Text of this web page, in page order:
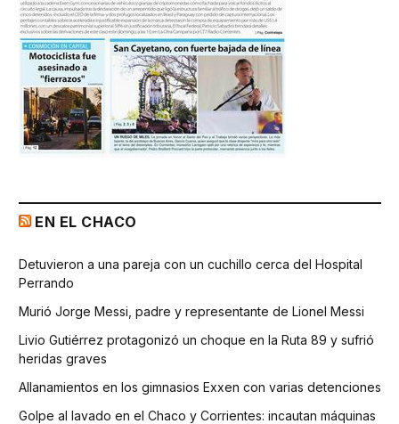
EN EL CHACO
Detuvieron a una pareja con un cuchillo cerca del Hospital
Perrando
Murió Jorge Messi, padre y representante de Lionel Messi
Livio Gutiérrez protagonizó un choque en la Ruta 89 y sufrió
heridas graves
Allanamientos en los gimnasios Exxen con varias detenciones
Golpe al lavado en el Chaco y Corrientes: incautan máquinas